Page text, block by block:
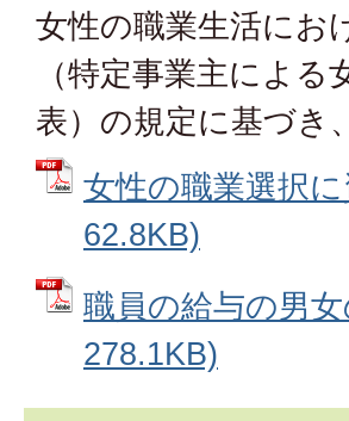
女性の職業生活にお
（特定事業主によ
表）の規定に基づき
女性の職業選択
62.8KB)
職員の給与の男
278.1KB)